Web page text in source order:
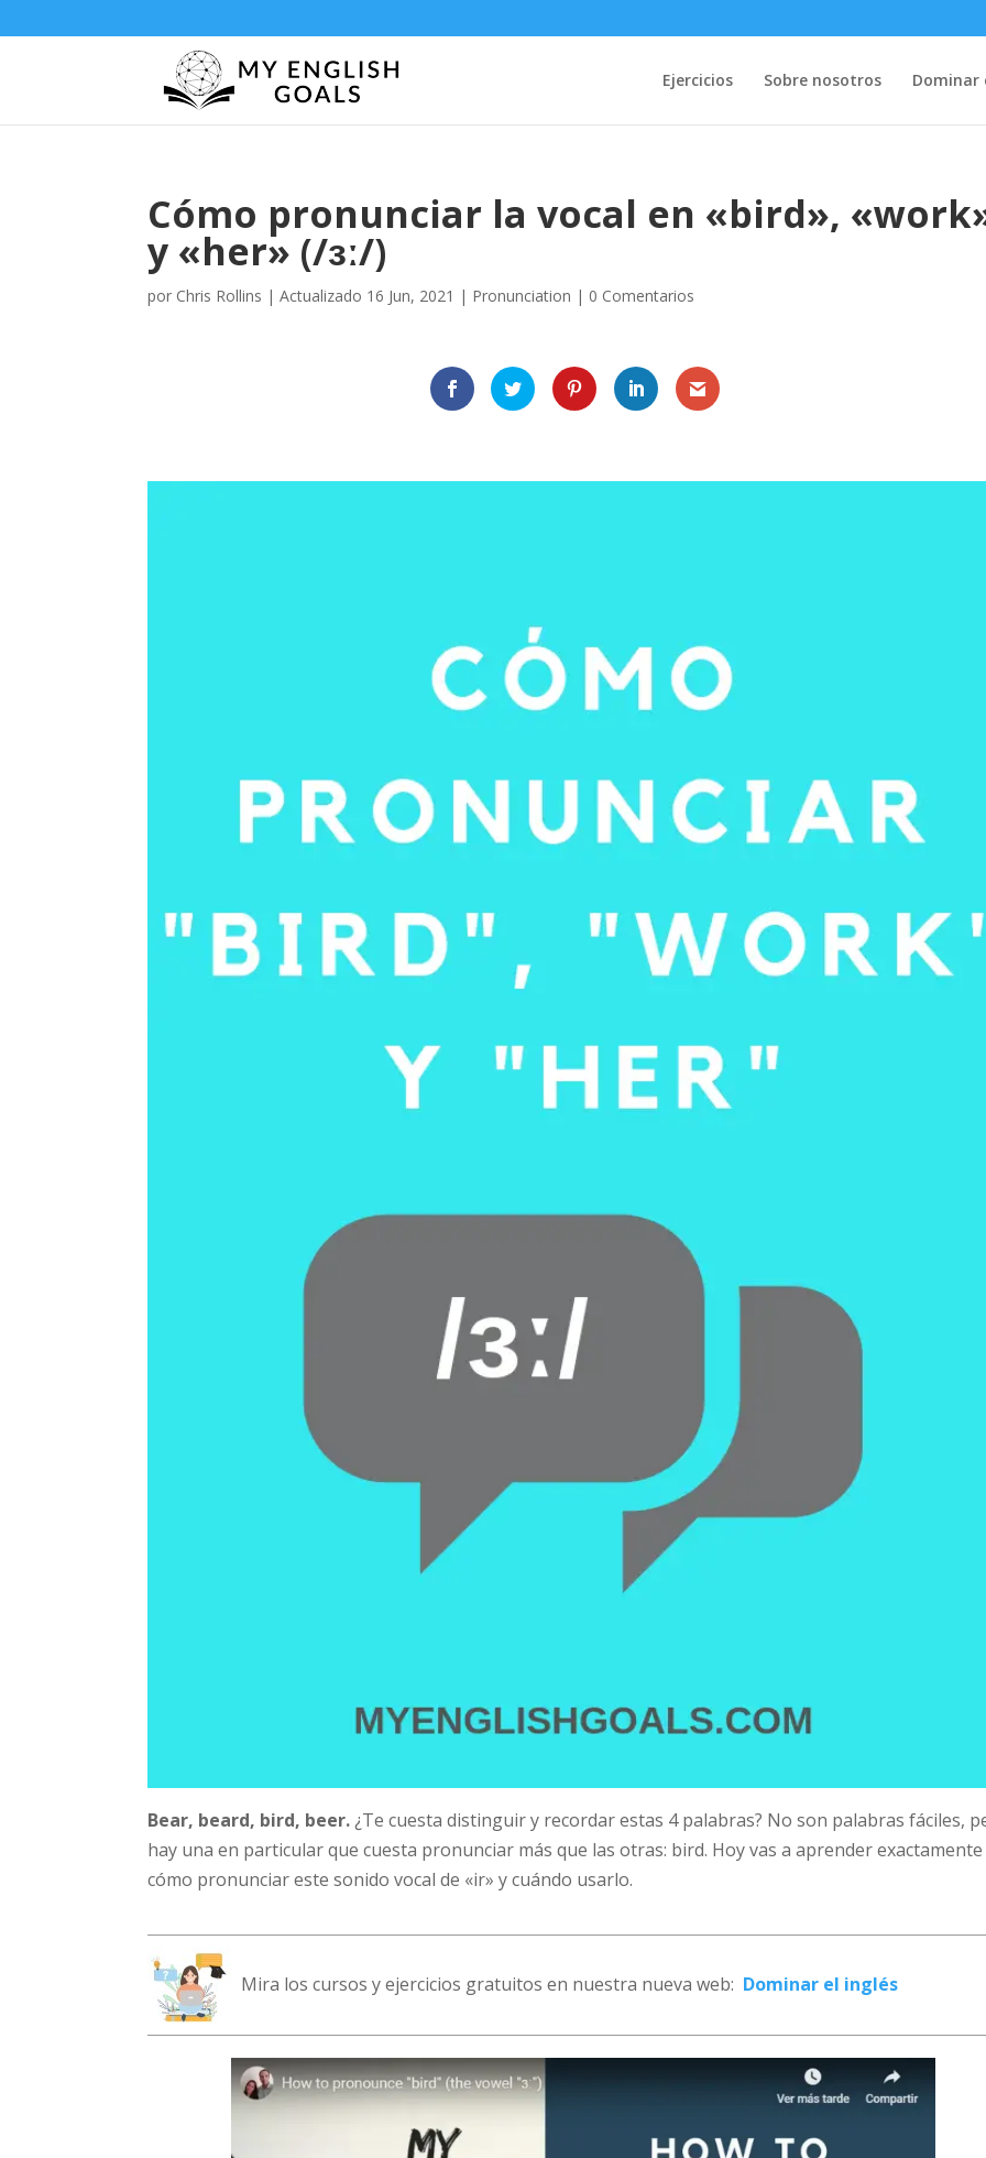
Ejercicios Sobre nosotros Dominar
Cómo pronunciar la vocal en «bird»,
y «her» (/ɜː/)
por Chris Rollins |Actualizado 16 Jun, 2021 | Pronunciation | 0 Comentarios
Bear, beard, bird, beer. ¿Te cuesta distinguir y recordar estas 4 palabras? No son palabras fáciles,
hay una en particular que cuesta pronunciar más que las otras: bird. Hoy vas a aprender exactamente
cómo pronunciar este sonido vocal de «ir» y cuándo usarlo.
Mira los cursos y ejercicios gratuitos en nuestra nueva web: Dominar el inglés